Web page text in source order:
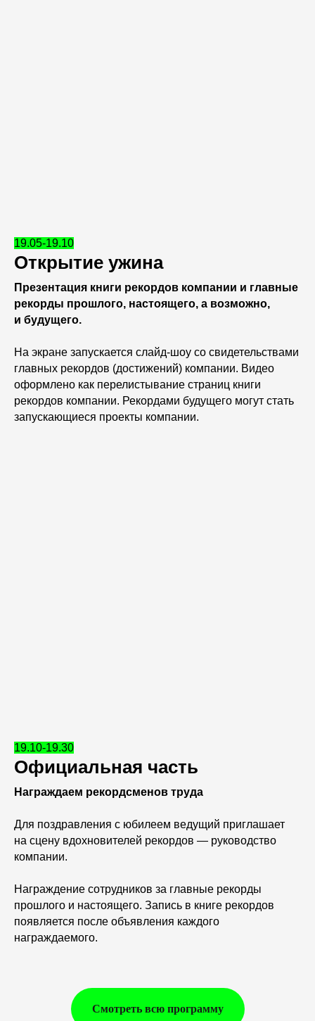
19.05-19.10
Открытие ужина
Презентация книги рекордов компании и главные
рекорды прошлого, настоящего, а возможно,
и будущего.
На экране запускается слайд-шоу со свидетельствами
главных рекордов (достижений) компании. Видео
оформлено как перелистывание страниц книги
рекордов компании. Рекордами будущего могут стать
запускающиеся проекты компании.
19.10-19.30
Официальная часть
Награждаем рекордсменов труда
Для поздравления с юбилеем ведущий приглашает
на сцену вдохновителей рекордов — руководство
компании.
Награждение сотрудников за главные рекорды
прошлого и настоящего. Запись в книге рекордов
появляется после объявления каждого
награждаемого.
Смотреть всю программу